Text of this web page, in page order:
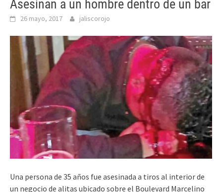
Asesinan a un hombre dentro de un bar
26 mayo, 2017 jaliscorojo
Una persona de 35 años fue asesinada a tiros al interior de
un negocio de alitas ubicado sobre el Boulevard Marcelino